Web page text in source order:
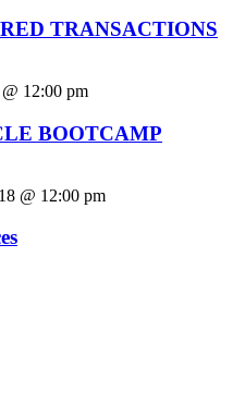
TRANSACTIONS
12:00 pm
BOOTCAMP
@ 12:00 pm